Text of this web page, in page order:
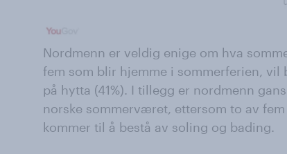
Nordmenn er veldig enige om hva
fem som blir hjemme i sommerferien, vil
på hytta (41%). I tillegg er nordmenn
norske sommerværet, ettersom to av
kommer til å bestå av soling og bading.